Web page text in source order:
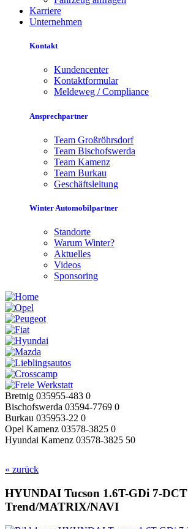
Karriere
Unternehmen
Kontakt
Kundencenter
Kontaktformular
Meldeweg / Compliance
Ansprechpartner
Team Großröhrsdorf
Team Bischofswerda
Team Kamenz
Team Burkau
Geschäftsleitung
Winter Automobilpartner
Standorte
Warum Winter?
Aktuelles
Videos
Sponsoring
Bretnig 035955-483 0
Bischofswerda 03594-7769 0
Burkau 035953-22 0
Opel Kamenz 03578-3825 0
Hyundai Kamenz 03578-3825 50
« zurück
HYUNDAI Tucson 1.6T-GDi 7-DCT
Trend/MATRIX/NAVI